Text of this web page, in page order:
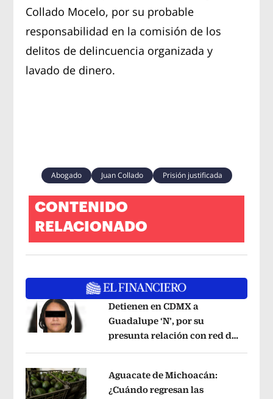
Collado Mocelo, por su probable
responsabilidad en la comisión de los
delitos de delincuencia organizada y
lavado de dinero.
Abogado Juan Collado Prisión justificada
CONTENIDO
RELACIONADO
Opens in new window
Detienen en CDMX a
Guadalupe ‘N’, por su
presunta relación con red de
Aguacate de Michoacán:
¿Cuándo regresan las